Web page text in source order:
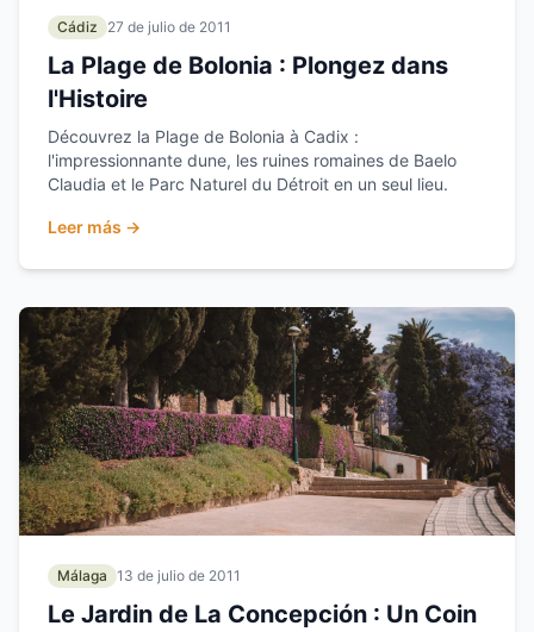
Cádiz 27 de julio de 2011
La Plage de Bolonia : Plongez dans
l'Histoire
Découvrez la Plage de Bolonia à Cadix :
l'impressionnante dune, les ruines romaines de Baelo
Claudia et le Parc Naturel du Détroit en un seul lieu.
Leer más →
Málaga 13 de julio de 2011
Le Jardin de La Concepción : Un Coin